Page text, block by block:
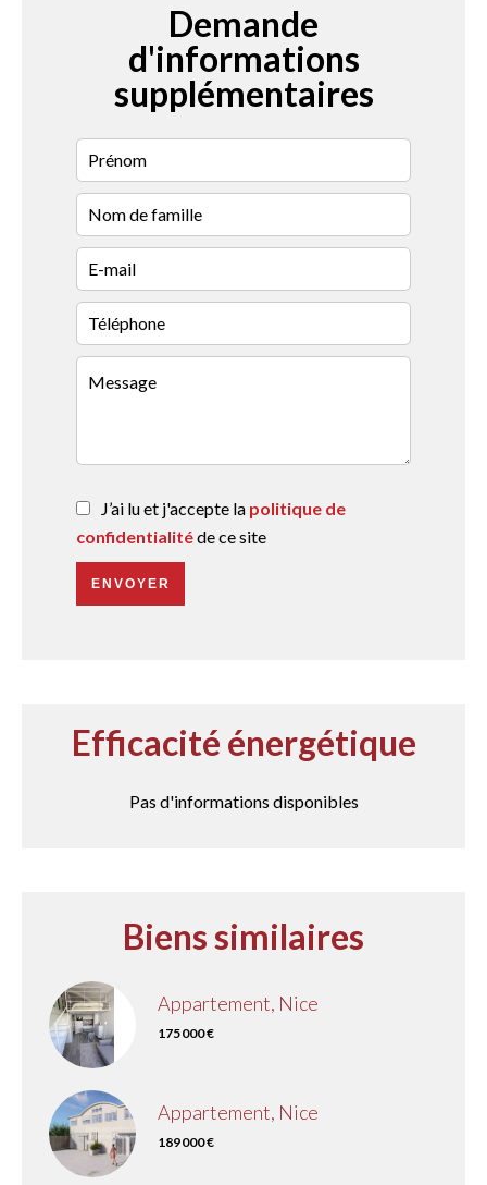
Demande
d'informations
supplémentaires
J’ai lu et j'accepte la politique de
confidentialitéde ce site
ENVOYER
Efficacité énergétique
Pas d'informations disponibles
Biens similaires
Appartement, Nice
175 000 €
Appartement, Nice
189 000 €